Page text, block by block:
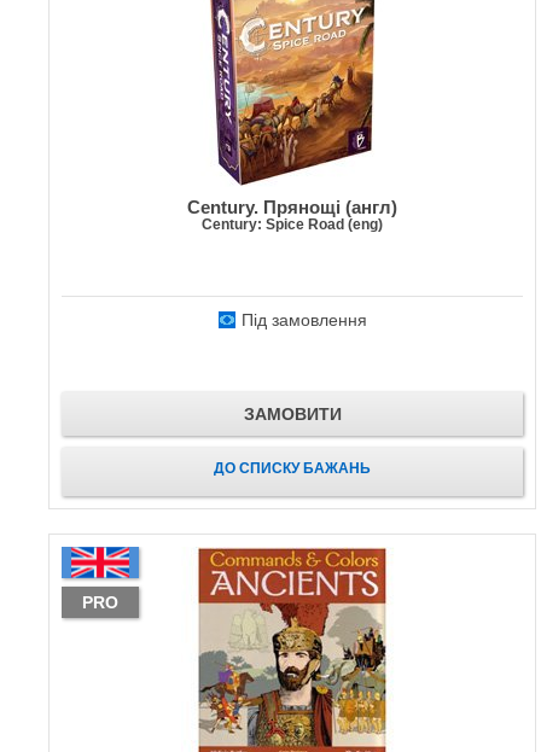
Century. Прянощі (англ)
Century: Spice Road (eng)
Під замовлення
ЗАМОВИТИ
ДО СПИСКУ БАЖАНЬ
PRO